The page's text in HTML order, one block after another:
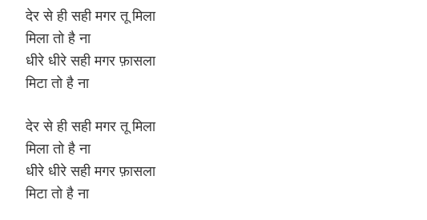
देर से ही सही मगर तू मिला
मिला तो है ना
धीरे धीरे सही मगर फ़ासला
मिटा तो है ना
देर से ही सही मगर तू मिला
मिला तो है ना
धीरे धीरे सही मगर फ़ासला
मिटा तो है ना